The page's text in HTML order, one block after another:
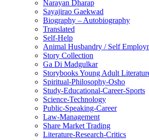
Narayan Dharap
Sayajirao Gaekwad
Biography – Autobiography
Translated
Self-Help
Animal Husbandry / Self
Story Collection
Ga Di Madgulkar
Storybooks Young Adult
Spiritual-Philosophy-Osho
Study-Educational-Career-Sports
Science-Technology
Public-Speaking-Career
Law-Management
Share Market Trading
Literature-Research-Critics